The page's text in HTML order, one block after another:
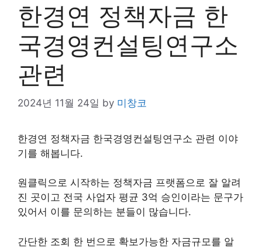
한경연 정책자금 한
국경영컨설팅연구소
관련
2024년 11월 24일 by 미창코
한경연 정책자금 한국경영컨설팅연구소 관련 이야
기를 해봅니다.
원클릭으로 시작하는 정책자금 프랫폼으로 잘 알려
진 곳이고 전국 사업자 평균 3억 승인이라는 문구가
있어서 이를 문의하는 분들이 많습니다.
간단한 조회 한 번으로 확보가능한 자금규모를 알